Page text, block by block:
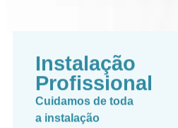
Instalação
Profissional
Cuidamos de toda
a instalação